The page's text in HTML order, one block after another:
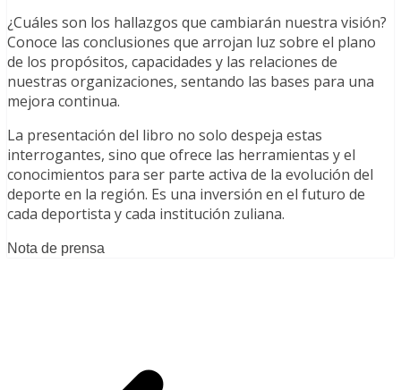
¿Cuáles son los hallazgos que cambiarán nuestra visión?
Conoce las conclusiones que arrojan luz sobre el plano
de los propósitos, capacidades y las relaciones de
nuestras organizaciones, sentando las bases para una
mejora continua.
La presentación del libro no solo despeja estas
interrogantes, sino que ofrece las herramientas y el
conocimientos para ser parte activa de la evolución del
deporte en la región. Es una inversión en el futuro de
cada deportista y cada institución zuliana.
Nota de prensa